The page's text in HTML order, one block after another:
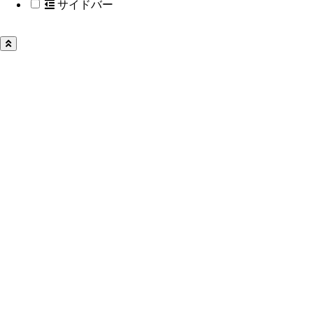
サイドバー